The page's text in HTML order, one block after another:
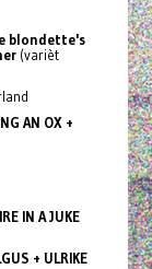
blondette's
(varièt
AN OX +
IN A JUKE
+ ULRIKE